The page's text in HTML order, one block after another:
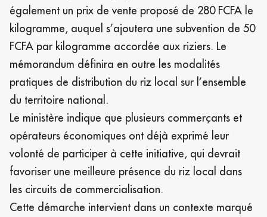
également un prix de vente proposé de 280 FCFA le
kilogramme, auquel s’ajoutera une subvention de 50
FCFA par kilogramme accordée aux riziers. Le
mémorandum définira en outre les modalités
pratiques de distribution du riz local sur l’ensemble
du territoire national.
Le ministère indique que plusieurs commerçants et
opérateurs économiques ont déjà exprimé leur
volonté de participer à cette initiative, qui devrait
favoriser une meilleure présence du riz local dans
les circuits de commercialisation.
Cette démarche intervient dans un contexte marqué